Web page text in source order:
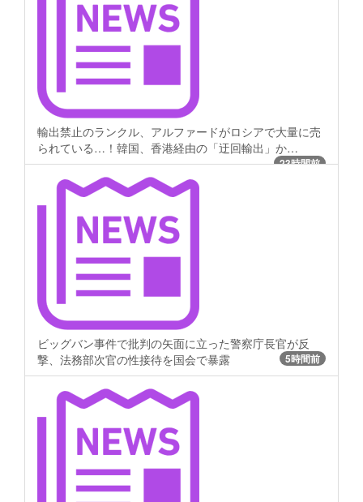
輸出禁止のランクル、アルファードがロシアで大量に売
られている…！韓国、香港経由の「迂回輸出」か…
23時間前
ビッグバン事件で批判の矢面に立った警察庁長官が反
撃、法務部次官の性接待を国会で暴露
5時間前